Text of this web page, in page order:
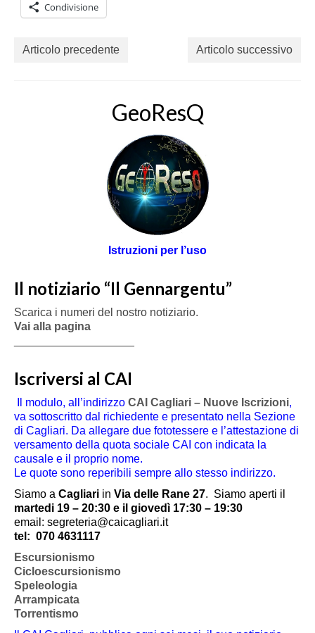
Condivisione
Articolo precedente Articolo successivo
GeoResQ
Istruzioni per l’uso
Il notiziario “Il Gennargentu”
Scarica i numeri del nostro notiziario.
Vai alla pagina
Iscriversi al CAI
Il modulo, all’indirizzo CAI Cagliari – Nuove Iscrizioni,
va sottoscritto dal richiedente e presentato nella Sezione
di Cagliari. Da allegare due fototessere e l’attestazione di
versamento della quota sociale CAI con indicata la
causale e il proprio nome.
Le quote sono reperibili sempre allo stesso indirizzo.
Siamo a Cagliari in Via delle Rane 27. Siamo aperti il
martedi 19 – 20:30 e il giovedì 17:30 – 19:30
email: segreteria@caicagliari.it
tel: 070 4631117
Escursionismo
Cicloescursionismo
Speleologia
Arrampicata
Torrentismo